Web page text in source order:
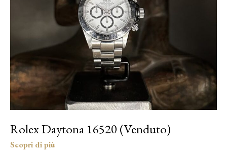
Rolex Daytona 16520 (Venduto)